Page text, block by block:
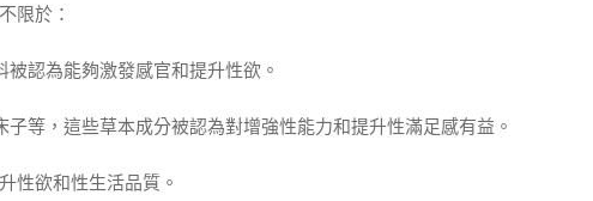
限於：
認為能夠激發感官和提升性欲。
等，這些草本成分被認為對增強性能力和提升性滿足感有益。
性欲和性生活品質。